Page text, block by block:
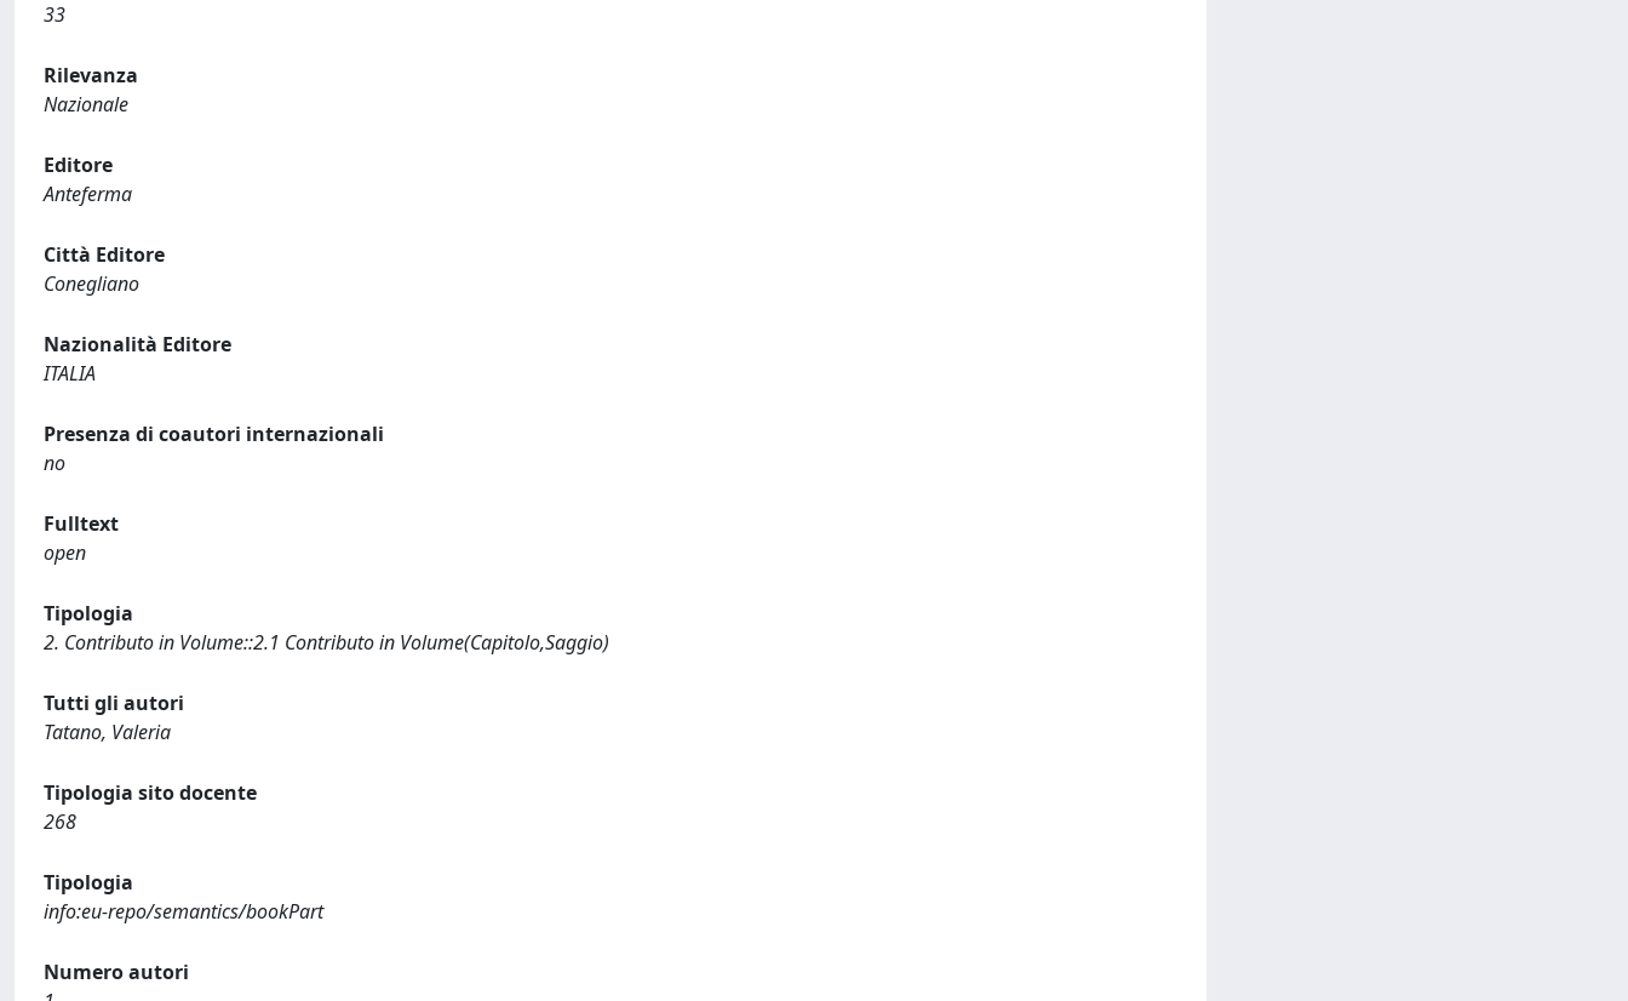
33
Rilevanza
Nazionale
Editore
Anteferma
Città Editore
Conegliano
Nazionalità Editore
ITALIA
Presenza di coautori internazionali
no
Fulltext
open
Tipologia
2. Contributo in Volume::2.1 Contributo in Volume(Capitolo,Saggio)
Tutti gli autori
Tatano, Valeria
Tipologia sito docente
268
Tipologia
info:eu-repo/semantics/bookPart
Numero autori